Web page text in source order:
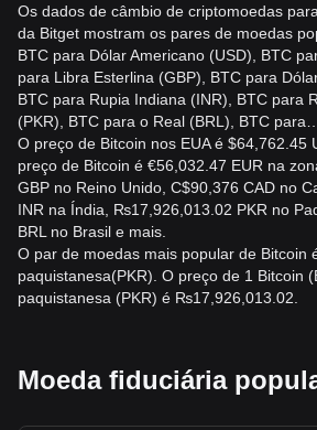
Os dados de câmbio de criptomoedas
da Bitget mostram os pares de moedas
BTC para Dólar Americano (USD), BTC
para Libra Esterlina (GBP), BTC para
BTC para Rupia Indiana (INR), BTC para
(PKR), BTC para o Real (BRL), BTC para…
O preço de Bitcoin nos EUA é $64,762.45
preço de Bitcoin é €56,032.47 EUR na
GBP no Reino Unido, C$90,376 CAD no
INR na Índia, ₨17,926,013.02 PKR no
BRL no Brasil e mais.
O par de moedas mais popular de Bitcoin
paquistanesa(PKR). O preço de 1 Bitcoin
paquistanesa (PKR) é ₨17,926,013.02.
Moeda fiduciária